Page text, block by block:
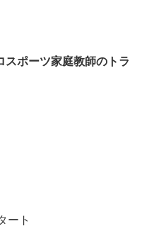
スポーツ家庭教師のトラ
ート